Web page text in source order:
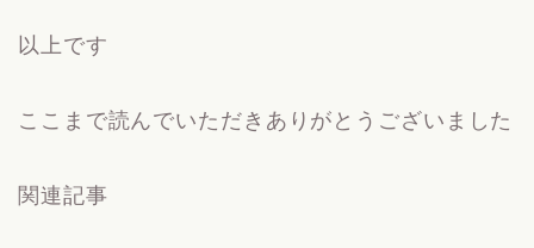
以上です
ここまで読んでいただきありがとうございました
関連記事